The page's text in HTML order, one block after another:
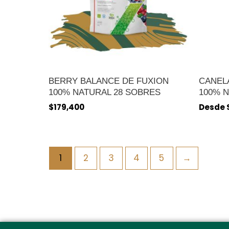
BERRY BALANCE DE FUXION
100% NATURAL 28 SOBRES
$179,400
100%
Desde
1 2 3 4 5 →